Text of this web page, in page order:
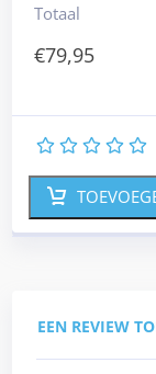
Totaal
€79,95
5
4
3
2
EEN REVIEW